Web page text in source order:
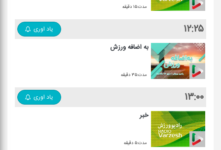
مدت:۱۵ دقیقه
۱۲:۲۵ یاد اوری
به اضافه ورزش
مدت:۳۵ دقیقه
۱۳:۰۰ یاد اوری
خبر
مدت:۵ دقیقه